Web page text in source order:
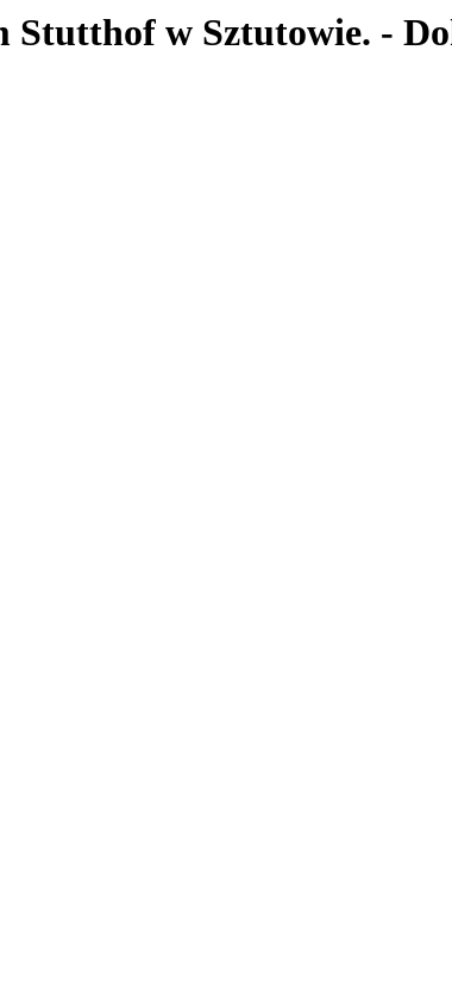
Stutthof w Sztutowie. -